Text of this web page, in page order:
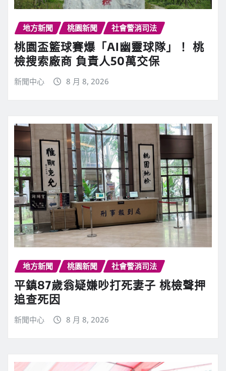
地方新聞 桃園新聞 社會警消司法
桃園盃籃球賽爆「AI幽靈球隊」！ 桃
檢搜索廠商 負責人50萬交保
新聞中心 8 月 8, 2026
地方新聞 桃園新聞 社會警消司法
平鎮87歲翁疑嫌吵打死妻子 桃檢聲押
追查死因
新聞中心 8 月 8, 2026